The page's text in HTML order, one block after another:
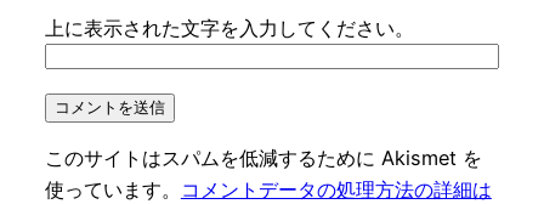
上に表示された文字を入力してください。
このサイトはスパムを低減するために Akismet を
使っています。
コメントデータの処理方法の詳細は